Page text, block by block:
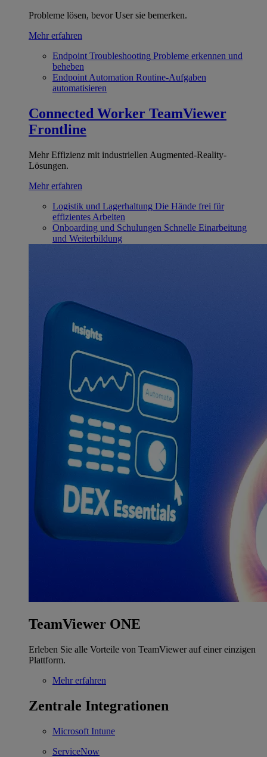
Probleme lösen, bevor User sie bemerken.
Mehr erfahren
Endpoint Troubleshooting Probleme erkennen und
beheben
Endpoint Automation Routine-Aufgaben
automatisieren
Connected Worker TeamViewer
Frontline
Mehr Effizienz mit industriellen Augmented-Reality-
Lösungen.
Mehr erfahren
Logistik und Lagerhaltung Die Hände frei für
effizientes Arbeiten
Onboarding und Schulungen Schnelle Einarbeitung
und Weiterbildung
TeamViewer ONE
Erleben Sie alle Vorteile von TeamViewer auf einer einzigen
Plattform.
Mehr erfahren
Zentrale Integrationen
Microsoft Intune
ServiceNow